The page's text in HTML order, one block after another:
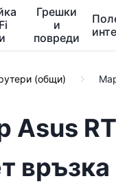
Грешки
и
повреди
(общи)
връзка